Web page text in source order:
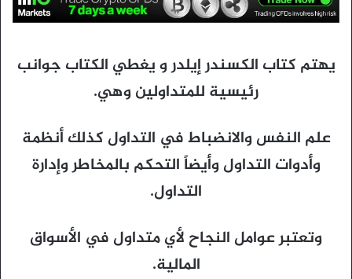
يهتم كتاب الكسندر إيلدر و يغطي الكتاب جوانب
رئيسية للمتداولين وهي.
علم النفس والانضباط في التداول كذلك أنظمة
وأدوات التداول وأيضاً التحكم بالمخاطر وإدارة
التداول.
وتعتبر عوامل النجاح لأي متداول في الأسواق
المالية.